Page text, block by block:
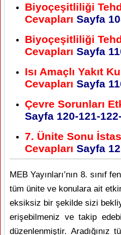
Biyoçeşitliliği
Cevapları Sayfa
Biyoçeşitliliği
Cevapları Sayfa
Isı Amaçlı Yakıt
Cevapları Sayfa
Çevre Sorunları
Sayfa 120-121-
7. Ünite Sonu
Cevapları Sayfa
MEB Yayınları’nın 8. sınıf
tüm ünite ve konulara ait
eksiksiz bir şekilde sizi
erişebilmeniz ve takip
düzenlenmiştir. Aradığınız